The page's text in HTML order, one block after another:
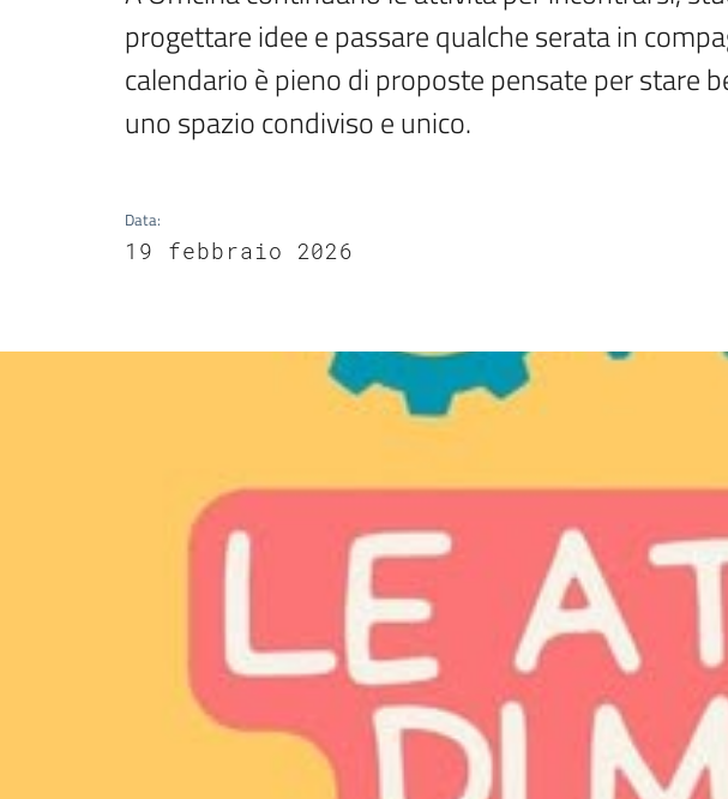
progettare idee e passare qualche serata in
calendario è pieno di proposte pensate per stare
uno spazio condiviso e unico.
Data:
19 febbraio 2026